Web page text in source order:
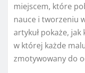
miejscem, które
nauce i tworzeniu
artykuł pokaże,
w której każde
zmotywowany do